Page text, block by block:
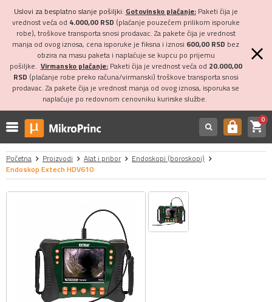
Uslovi za besplatno slanje pošiljki: Gotovinsko plaćanje:Paketi čija je
vrednost veća od 4.000,00 RSD (plaćanje pouzećem prilikom isporuke
robe), troškove transporta snosi prodavac. Za pakete čija je vrednost
manja od ovog iznosa, cena isporuke je fiksna i iznosi 600,00 RSD bez
obzira na masu paketa i naplaćuje se kupcu po prijemu
pošiljke. Virmansko plaćanje:Paketi čija je vrednost veća od 20.000,00
RSD (plaćanje robe preko računa/virmanski) troškove transporta snosi
prodavac. Za pakete čija je vrednost manja od ovog iznosa, isporuka se
naplaćuje po redovnom cenovniku kurirske službe.
https shopping_cart0
Početna Proizvodi Alat i pribor
Endoskopi (boroskopi)
Endoskop Extech HDV610